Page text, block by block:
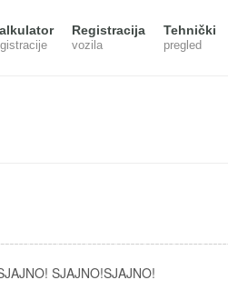
Registracija
vozila
Tehnički
pregled
SJAJNO!SJAJNO!